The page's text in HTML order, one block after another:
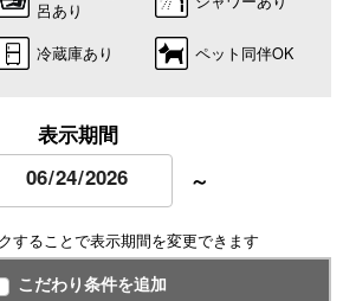
呂あり
冷蔵庫あり ペット同伴OK
表示期間
～
することで表示期間を変更できます
こだわり条件を追加